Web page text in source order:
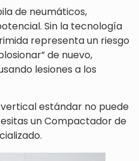
de neumáticos,
Sin la tecnología
representa un riesgo
de nuevo,
lesiones a los
estándar no puede
un Compactador de